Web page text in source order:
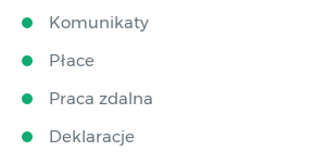
Komunikaty
Płace
Praca zdalna
Deklaracje